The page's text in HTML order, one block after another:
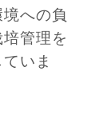
への負
管理を
いま